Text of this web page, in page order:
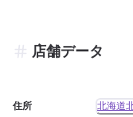
店舗データ
住所 北海道